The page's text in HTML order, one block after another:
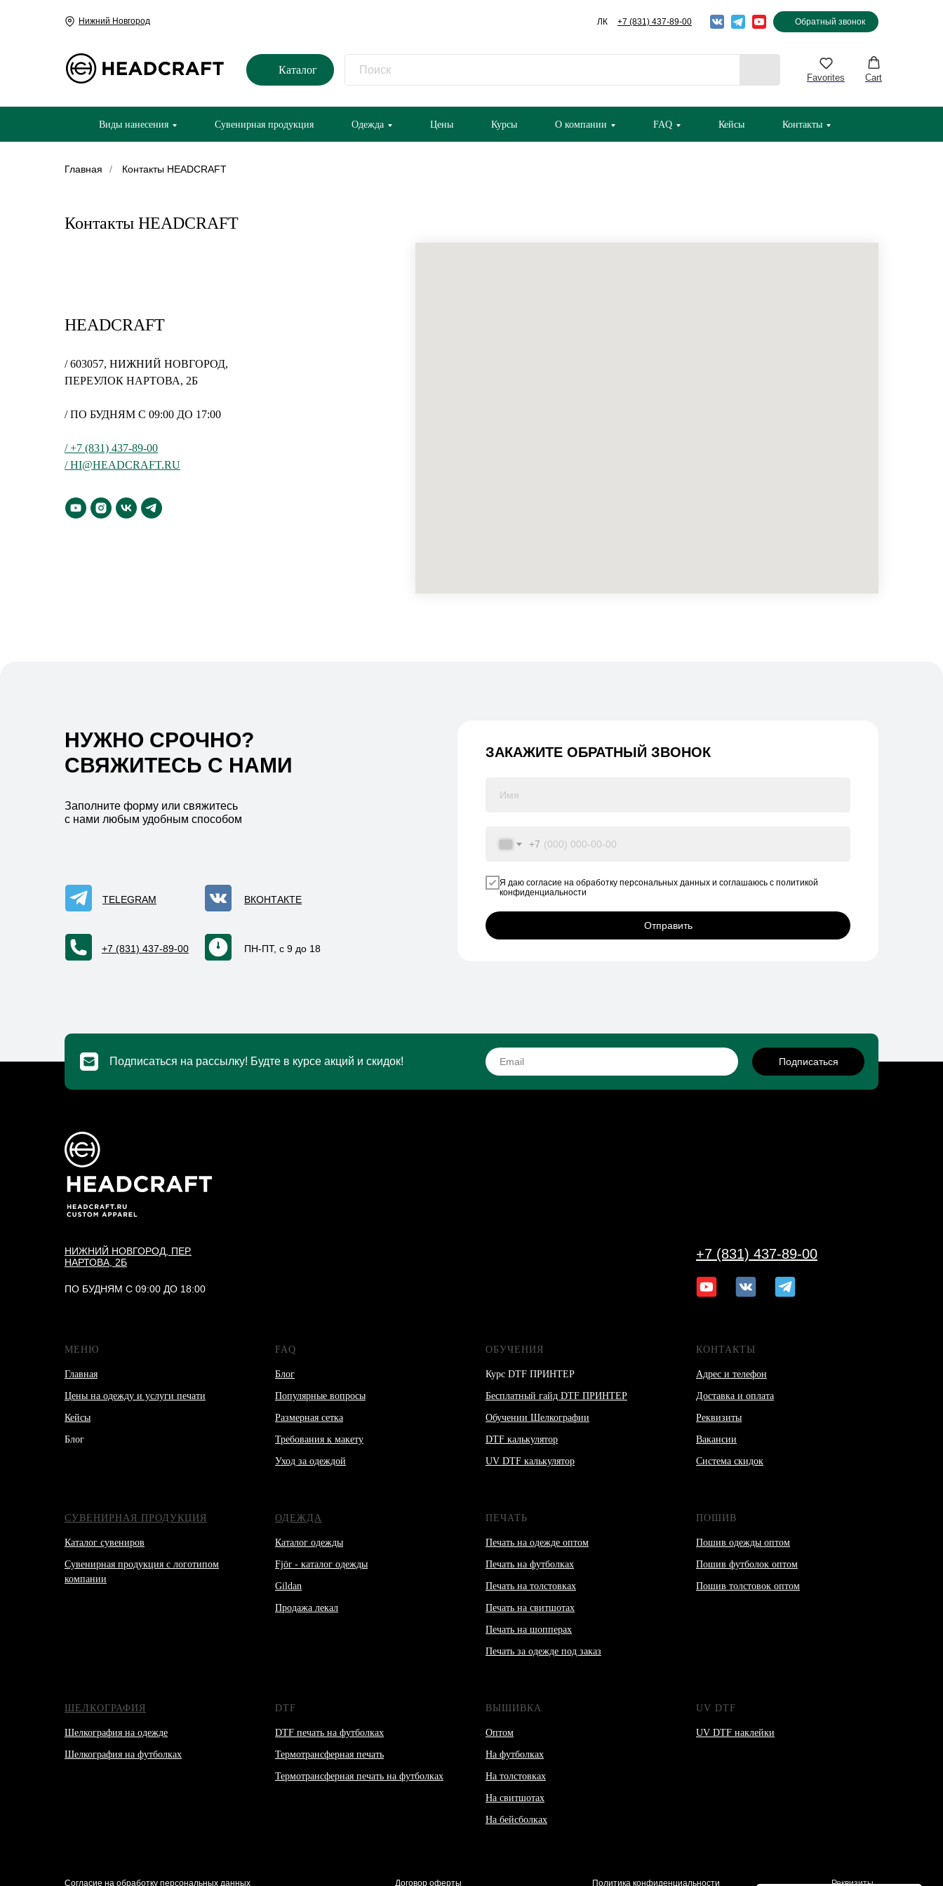
+7 (831) 437-89-00
Нижний Новгород ЛК Обратный звонок
Каталог
Favorites Cart
Виды нанесения Сувенирная продукция Одежда Цены Курсы О компании FAQ Кейсы Контакты
Главная / Контакты HEADCRAFT
Контакты HEADCRAFT
HEADCRAFT
/ 603057, НИЖНИЙ НОВГОРОД,
ПЕРЕУЛОК НАРТОВА, 2Б
/ ПО БУДНЯМ С 09:00 ДО 17:00
/ +7 (831) 437-89-00
/ HI@HEADCRAFT.RU
НУЖНО СРОЧНО?
СВЯЖИТЕСЬ С НАМИ
TELEGRAM ВКОНТАКТЕ
+7 (831) 437-89-00 ПН-ПТ, с 9 до 18
+7
Я даю согласие на обработку персональных данных и соглашаюсь c политикой
конфиденциальности
Отправить
ЗАКАЖИТЕ ОБРАТНЫЙ ЗВОНОК
Заполните форму или свяжитесь
с нами любым удобным способом
Подписаться на рассылку! Будте в курсе акций и скидок! Подписаться
ПО БУДНЯМ С 09:00 ДО 18:00
НИЖНИЙ НОВГОРОД, ПЕР.
НАРТОВА, 2Б
+7 (831) 437-89-00
МЕНЮ
Главная
Цены на одежду и услуги печати
Кейсы
Блог
FAQ
Блог
Популярные вопросы
Размерная сетка
Требования к макету
Уход за одеждой
ОБУЧЕНИЯ
Курс DTF ПРИНТЕР
Бесплатный гайд DTF ПРИНТЕР
Обучении Шелкографии
DTF калькулятор
UV DTF калькулятор
КОНТАКТЫ
Адрес и телефон
Доставка и оплата
Реквизиты
Вакансии
Система скидок
СУВЕНИРНАЯ ПРОДУКЦИЯ
Каталог сувениров
Сувенирная продукция с логотипом
компании
ОДЕЖДА
Каталог одежды
Fjör - каталог одежды
Gildan
Продажа лекал
ПЕЧАТЬ
Печать на одежде оптом
Печать на футболках
Печать на толстовках
Печать на свитшотах
Печать на шопперах
Печать за одежде под заказ
ПОШИВ
Пошив одежды оптом
Пошив футболок оптом
Пошив толстовок оптом
ШЕЛКОГРАФИЯ
Шелкография на одежде
Шелкография на футболках
DTF
DTF печать на футболках
Термотрансферная печать
Термотрансферная печать на футболках
ВЫШИВКА
Оптом
На футболках
На толстовках
На свитшотах
На бейсболках
UV DTF
UV DTF наклейки
Согласие на обработку персональных данных Договор оферты Реквизиты
Политика конфиденциальности